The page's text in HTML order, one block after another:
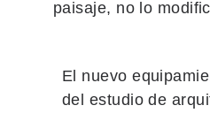
paisaje, no lo
El nuevo
del estudio de